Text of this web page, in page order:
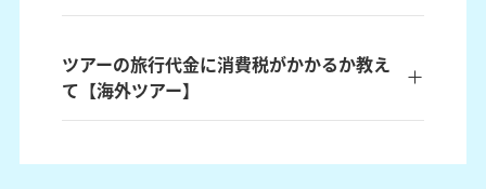
ツアーの旅行代金に消費税がかかるか教え
て【海外ツアー】